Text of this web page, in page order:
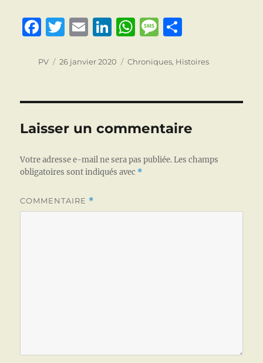
F
c
b
o
o
k
T
it
r
E
ai
Li
k
d
I
n
W
at
A
p
p
M
ss
g
e
rt
g
er
Auteur
PV
Publié
26 janvier 2020 Catégories
Chroniques, Histoires
Laisser un commentaire
Votre adresse e-mail ne sera pas publiée. Les champs
obligatoires sont indiqués avec *
COMMENTAIRE *